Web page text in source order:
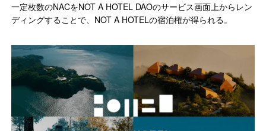
一定枚数のNACをNOT A HOTEL DAOのサービス画面上からレン
ディングすることで、NOT A HOTELの宿泊権が得られる。